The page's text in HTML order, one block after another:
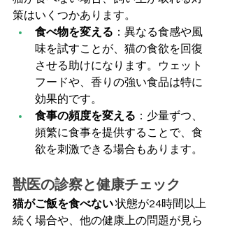
策はいくつかあります。
食べ物を変える ：異なる食感や風
味を試すことが、猫の食欲を回復
させる助けになります。ウェット
フードや、香りの強い食品は特に
効果的です。
食事の頻度を変える ：少量ずつ、
頻繁に食事を提供することで、食
欲を刺激できる場合もあります。
獣医の診察と健康チェック
猫がご飯を食べない 状態が24時間以上
続く場合や、他の健康上の問題が見ら